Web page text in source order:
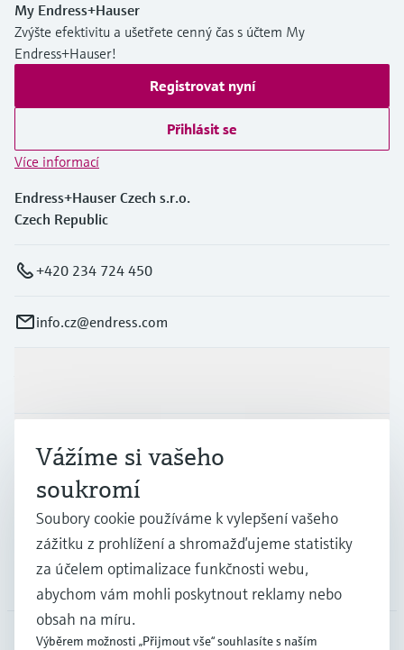
My Endress+Hauser
Zvýšte efektivitu a ušetřete cenný čas s účtem My
Endress+Hauser!
Registrovat nyní
Přihlásit se
Více informací
Endress+Hauser Czech s.r.o.
Czech Republic
+420 234 724 450
info.cz@endress.com
Průmysl
Podpora
Společnost
Vážíme si vašeho
soukromí
Soubory cookie používáme k vylepšení vašeho
zážitku z prohlížení a shromažďujeme statistiky
za účelem optimalizace funkčnosti webu,
abychom vám mohli poskytnout reklamy nebo
obsah na míru.
Výběrem možnosti „Přijmout vše“ souhlasíte s naším